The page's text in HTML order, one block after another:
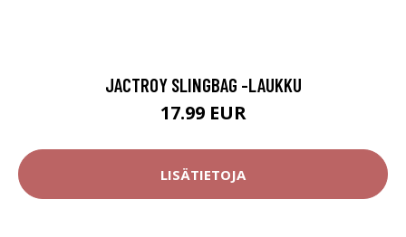
JACTROY SLINGBAG -LAUKKU
17.99 EUR
LISÄTIETOJA